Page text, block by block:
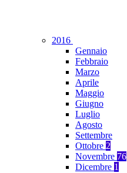
2016
Gennaio
Febbraio
Marzo
Aprile
Maggio
Giugno
Luglio
Agosto
Settembre
Ottobre 2
Novembre 76
Dicembre 1